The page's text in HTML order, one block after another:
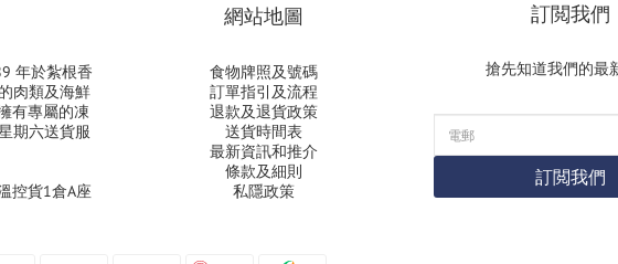
年於紮根香
肉類及海鮮
有專屬的凍
期六送貨服
控貨1倉A座
網站地圖
食物牌照及號碼
訂單指引及流程
退款及退貨政策
送貨時間表
最新資訊和推介
條款及細則
私隱政策
訂閲我們
搶先知道我們的最
訂閲我們